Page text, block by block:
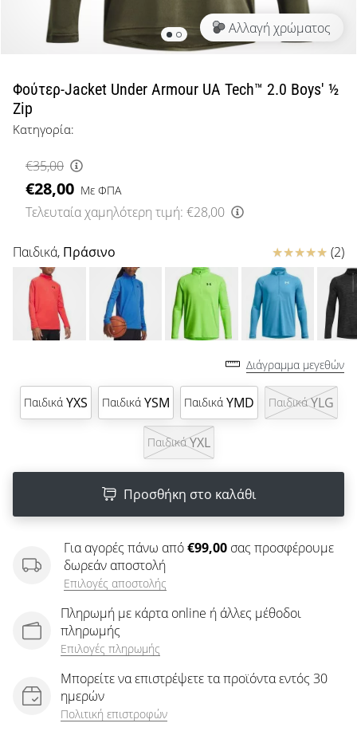
μπάσκετ
Είσαι
λάτρης
μπάσκετ
όπως
εμείς;
Έλα
μας
ως
πρεσβευτής
της
μας.
Εμφάνιση
όλων των
Αλλαγή χρώματος
Φούτερ-Jacket Under Armour UA Tech™ 2.0 Boys' ½
Zip
Κατηγορία:
€35,00
€28,00 Με ΦΠΑ
Τελευταία χαμηλότερη τιμή: €28,00
Παιδικά, Πράσινο Κριτικές (2)
Διάγραμμα μεγεθών
Παιδικά YXS Παιδικά YSM Παιδικά YMD Παιδικά YLG
Παιδικά YXL
Προσθήκη στο καλάθι
Για αγορές πάνω από€99,00 σας προσφέρουμε
δωρεάν αποστολή
Επιλογές αποστολής
Πληρωμή με κάρτα online ή άλλες μέθοδοι
πληρωμής
Επιλογές πληρωμής
Μπορείτε να επιστρέψετε τα προϊόντα εντός 30
ημερών
Πολιτική επιστροφών